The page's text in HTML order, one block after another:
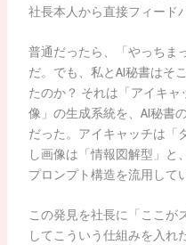
社長本人から直接フィード
普通だったら、「やっちま
だ。でも、私とAI秘書はそ
たのか？ それは「アイキ
像」の生成系統を、AI秘書
だった。アイキャッチは「
し画像は「情報図解型」と
プロンプト構造を流用して
この発見を社長に「ここが
してこういう仕組みを入れ